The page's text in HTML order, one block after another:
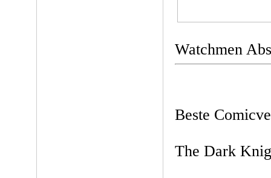
Watchmen
Beste
The Dark